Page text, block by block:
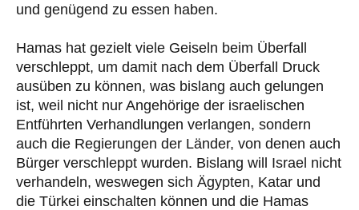
und genügend zu essen haben.
Hamas hat gezielt viele Geiseln beim Überfall
verschleppt, um damit nach dem Überfall Druck
ausüben zu können, was bislang auch gelungen
ist, weil nicht nur Angehörige der israelischen
Entführten Verhandlungen verlangen, sondern
auch die Regierungen der Länder, von denen auch
Bürger verschleppt wurden. Bislang will Israel nicht
verhandeln, weswegen sich Ägypten, Katar und
die Türkei einschalten können und die Hamas